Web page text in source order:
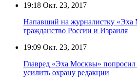
19:18 Окт. 23, 2017
Напавший на журналистку «Эха
гражданство России и Израиля
19:09 Окт. 23, 2017
Главред «Эха Москвы» попросил
усилить охрану редакции